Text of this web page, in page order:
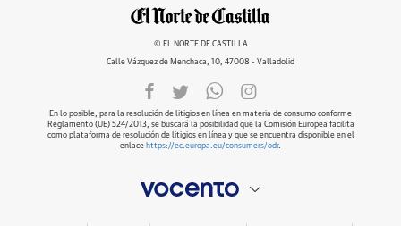
© EL NORTE DE CASTILLA
Calle Vázquez de Menchaca, 10, 47008 - Valladolid
En lo posible, para la resolución de litigios en línea en materia de consumo conforme
Reglamento (UE) 524/2013, se buscará la posibilidad que la Comisión Europea facilita
como plataforma de resolución de litigios en línea y que se encuentra disponible en el
enlace https://ec.europa.eu/consumers/odr.